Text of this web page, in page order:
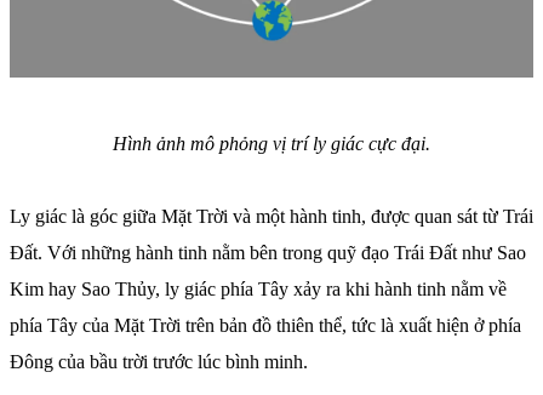
Hình ảnh mô phỏng vị trí ly giác cực đại.
Ly giác là góc giữa Mặt Trời và một hành tinh, được quan sát từ Trái
Đất. Với những hành tinh nằm bên trong quỹ đạo Trái Đất như Sao
Kim hay Sao Thủy, ly giác phía Tây xảy ra khi hành tinh nằm về
phía Tây của Mặt Trời trên bản đồ thiên thể, tức là xuất hiện ở phía
Đông của bầu trời trước lúc bình minh.